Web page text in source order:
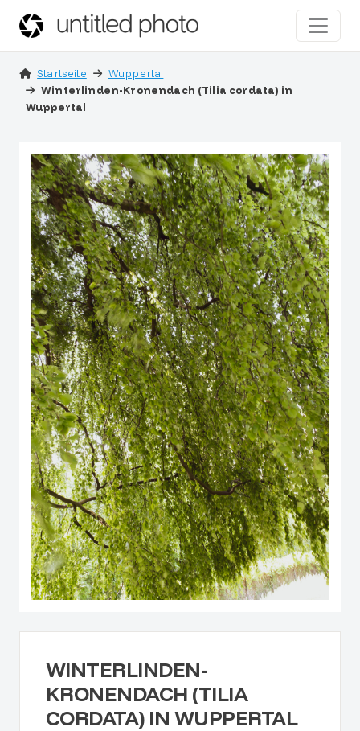
Startseite
Wuppertal
Winterlinden-Kronendach (Tilia cordata) in
Wuppertal
WINTERLINDEN-
KRONENDACH (TILIA
CORDATA) IN WUPPERTAL